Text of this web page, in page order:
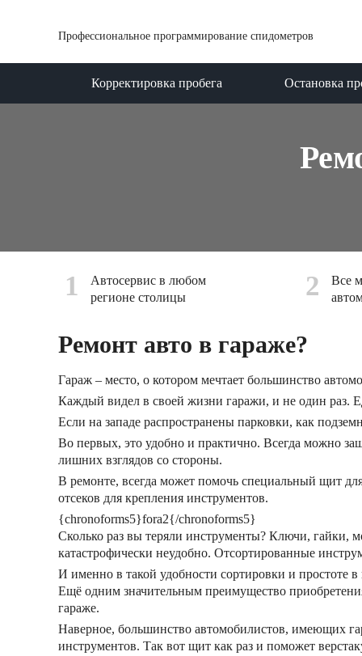
Профессиональное программирование спидометров
Корректировка пробега Остановка
1
Автосервис в любом
регионе столицы
2
Все
Ремонт авто в гараже?
Гараж – место, о котором мечтает большинство
Каждый видел в своей жизни гаражи, и не один раз.
Если на западе распространены парковки, как
Во первых, это удобно и практично. Всегда можно
лишних взглядов со стороны.
В ремонте, всегда может помочь специальный щит
отсеков для крепления инструментов.
{chronoforms5}fora2{/chronoforms5}
Сколько раз вы теряли инструменты? Ключи, гайки,
катастрофически неудобно. Отсортированные
И именно в такой удобности сортировки и простоте
Ещё одним значительным преимущество
гараже.
Наверное, большинство автомобилистов, имеющих
инструментов. Так вот щит как раз и поможет